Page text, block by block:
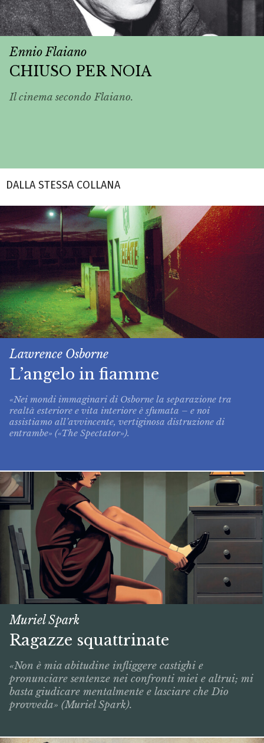
Ennio Flaiano
CHIUSO PER NOIA
Il cinema secondo Flaiano.
DALLA STESSA COLLANA
Lawrence Osborne
L’angelo in fiamme
«Nei mondi immaginari di Osborne la separazione tra
realtà esteriore e vita interiore è sfumata – e noi
assistiamo all’avvincente, vertiginosa distruzione di
entrambe» («The Spectator»).
Muriel Spark
Ragazze squattrinate
«Non è mia abitudine infliggere castighi e
pronunciare sentenze nei confronti miei e altrui; mi
basta giudicare mentalmente e lasciare che Dio
provveda» (Muriel Spark).